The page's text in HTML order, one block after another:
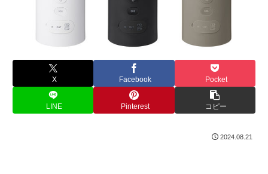
X Facebook Pocket
LINE Pinterest コピー
2024.08.21